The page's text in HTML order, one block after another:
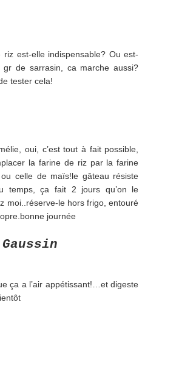
est-elle indispensable? Ou est-
de sarrasin, ca marche aussi?
tester cela!
oui, c’est tout à fait possible,
la farine de riz par la farine
celle de maïs!le gâteau résiste
temps, ça fait 2 jours qu’on le
moi..réserve-le hors frigo, entouré
journée
ça a l’air appétissant!…et digeste